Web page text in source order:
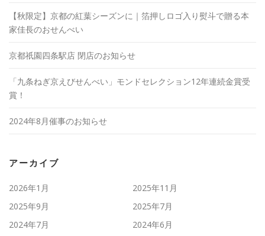
【秋限定】京都の紅葉シーズンに｜箔押しロゴ入り熨斗で贈る本
家佳長のおせんべい
京都祇園四条駅店 閉店のお知らせ
「九条ねぎ京えびせんべい」モンドセレクション12年連続金賞受
賞！
2024年8月催事のお知らせ
アーカイブ
2026年1月
2025年11月
2025年9月
2025年7月
2024年7月
2024年6月